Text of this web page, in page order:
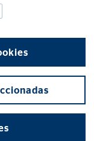
España S.A.